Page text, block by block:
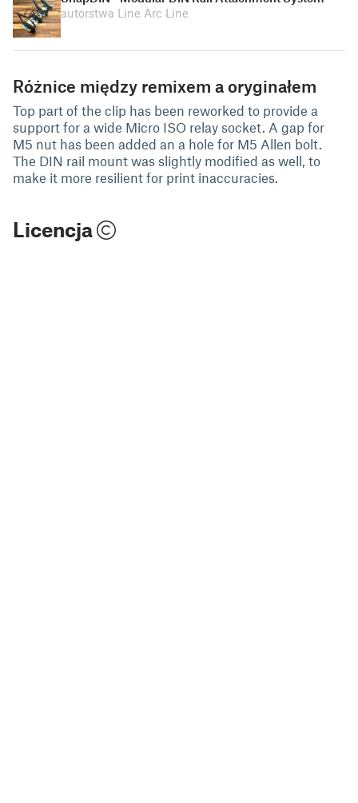
autorstwa Line Arc Line
Różnice między remixem a oryginałem
Top part of the clip has been reworked to provide a
support for a wide Micro ISO relay socket. A gap for
M5 nut has been added an a hole for M5 Allen bolt.
The DIN rail mount was slightly modified as well, to
make it more resilient for print inaccuracies.
Licencja